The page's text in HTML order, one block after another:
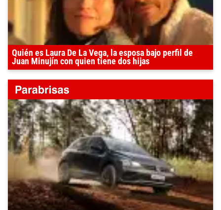
Quién es Laura De La Vega, la esposa bajo perfil de
Juan Minujín con quien tiene dos hijas